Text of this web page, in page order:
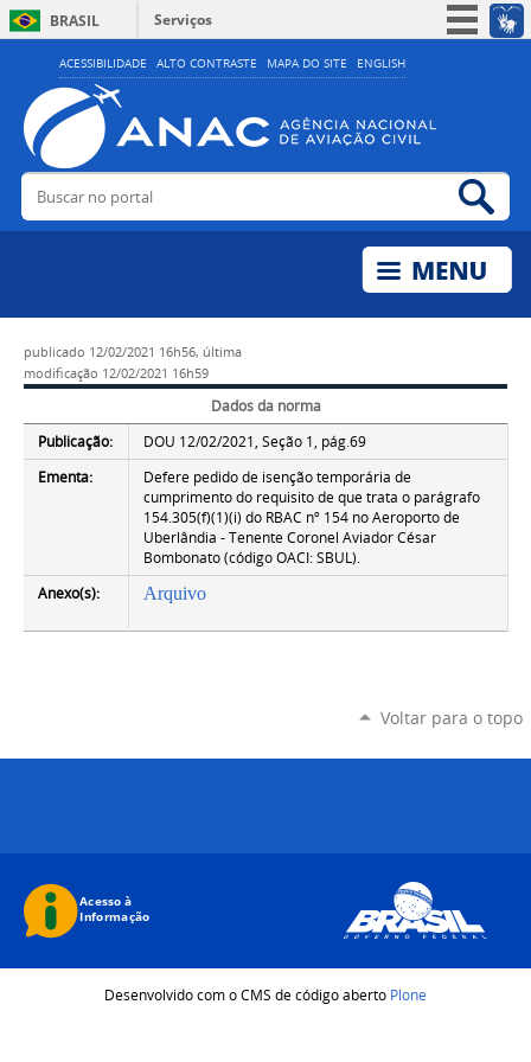
ACESSIBILIDADE ALTO CONTRASTE MAPA DO SITE ENGLISH
BRASIL
Serviços
Simplifique!
Acesso à informação
Legislação
Buscar no portal
publicado 12/02/2021 16h56, última
modificação 12/02/2021 16h59
Dados da norma
Publicação:
DOU 12/02/2021, Seção 1, pág.69
Ementa:
Defere pedido de isenção temporária de
cumprimento do requisito de que trata o parágrafo
154.305(f)(1)(i) do RBAC nº 154 no Aeroporto de
Uberlândia - Tenente Coronel Aviador César
Bombonato (código OACI: SBUL).
Anexo(s):
Arquivo
Voltar para o topo
Desenvolvido com o CMS de código aberto Plone